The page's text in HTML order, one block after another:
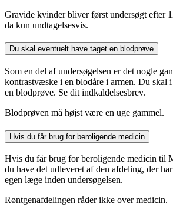
Gravide kvinder bliver først undersøgt efter
da kun undtagelsesvis.
Du skal eventuelt have taget en blodprøve
Som en del af undersøgelsen er det nogle
kontrastvæske i en blodåre i armen. Du skal
en blodprøve. Se dit indkaldelsesbrev.
Blodprøven må højst være en uge gammel.
Hvis du får brug for beroligende medicin
Hvis du får brug for beroligende medicin til
du have det udleveret af den afdeling, der
egen læge inden undersøgelsen.
Røntgenafdelingen råder ikke over medicin.